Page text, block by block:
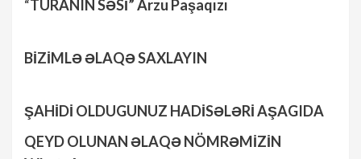
“TURANIN SƏSİ” Arzu Paşaqızı
BİZİMLƏ ƏLAQƏ SAXLAYIN
ŞAHİDİ OLDUGUNUZ HADİSƏLƏRİ AŞAGIDA
QEYD OLUNAN ƏLAQƏ NÖMRƏMİZİN